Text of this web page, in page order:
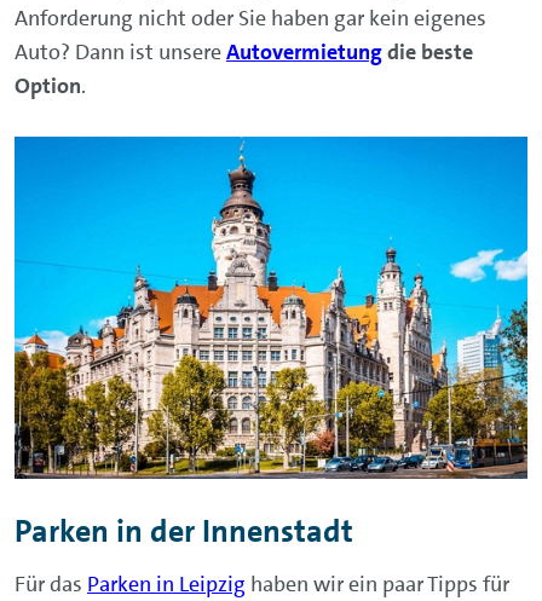
Anforderung nicht oder Sie haben gar kein eigenes
Auto? Dann ist unsereAutovermietungdie beste
Option.
Parken in der Innenstadt
Für das Parken in Leipzig haben wir ein paar Tipps für